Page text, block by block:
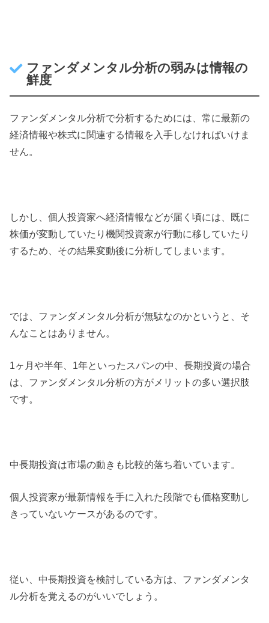
ファンダメンタル分析の弱みは情報の
鮮度
ファンダメンタル分析で分析するためには、常に最新の
経済情報や株式に関連する情報を入手しなければいけま
せん。
しかし、個人投資家へ経済情報などが届く頃には、既に
株価が変動していたり機関投資家が行動に移していたり
するため、その結果変動後に分析してしまいます。
では、ファンダメンタル分析が無駄なのかというと、そ
んなことはありません。
1ヶ月や半年、1年といったスパンの中、長期投資の場合
は、ファンダメンタル分析の方がメリットの多い選択肢
です。
中長期投資は市場の動きも比較的落ち着いています。
個人投資家が最新情報を手に入れた段階でも価格変動し
きっていないケースがあるのです。
従い、中長期投資を検討している方は、ファンダメンタ
ル分析を覚えるのがいいでしょう。